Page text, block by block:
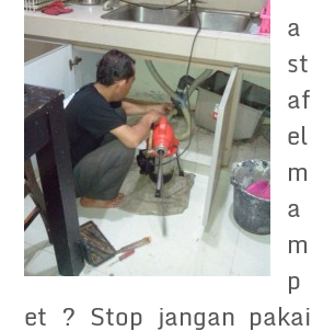
a
st
af
el
m
a
m
p
et ? Stop jangan pakai